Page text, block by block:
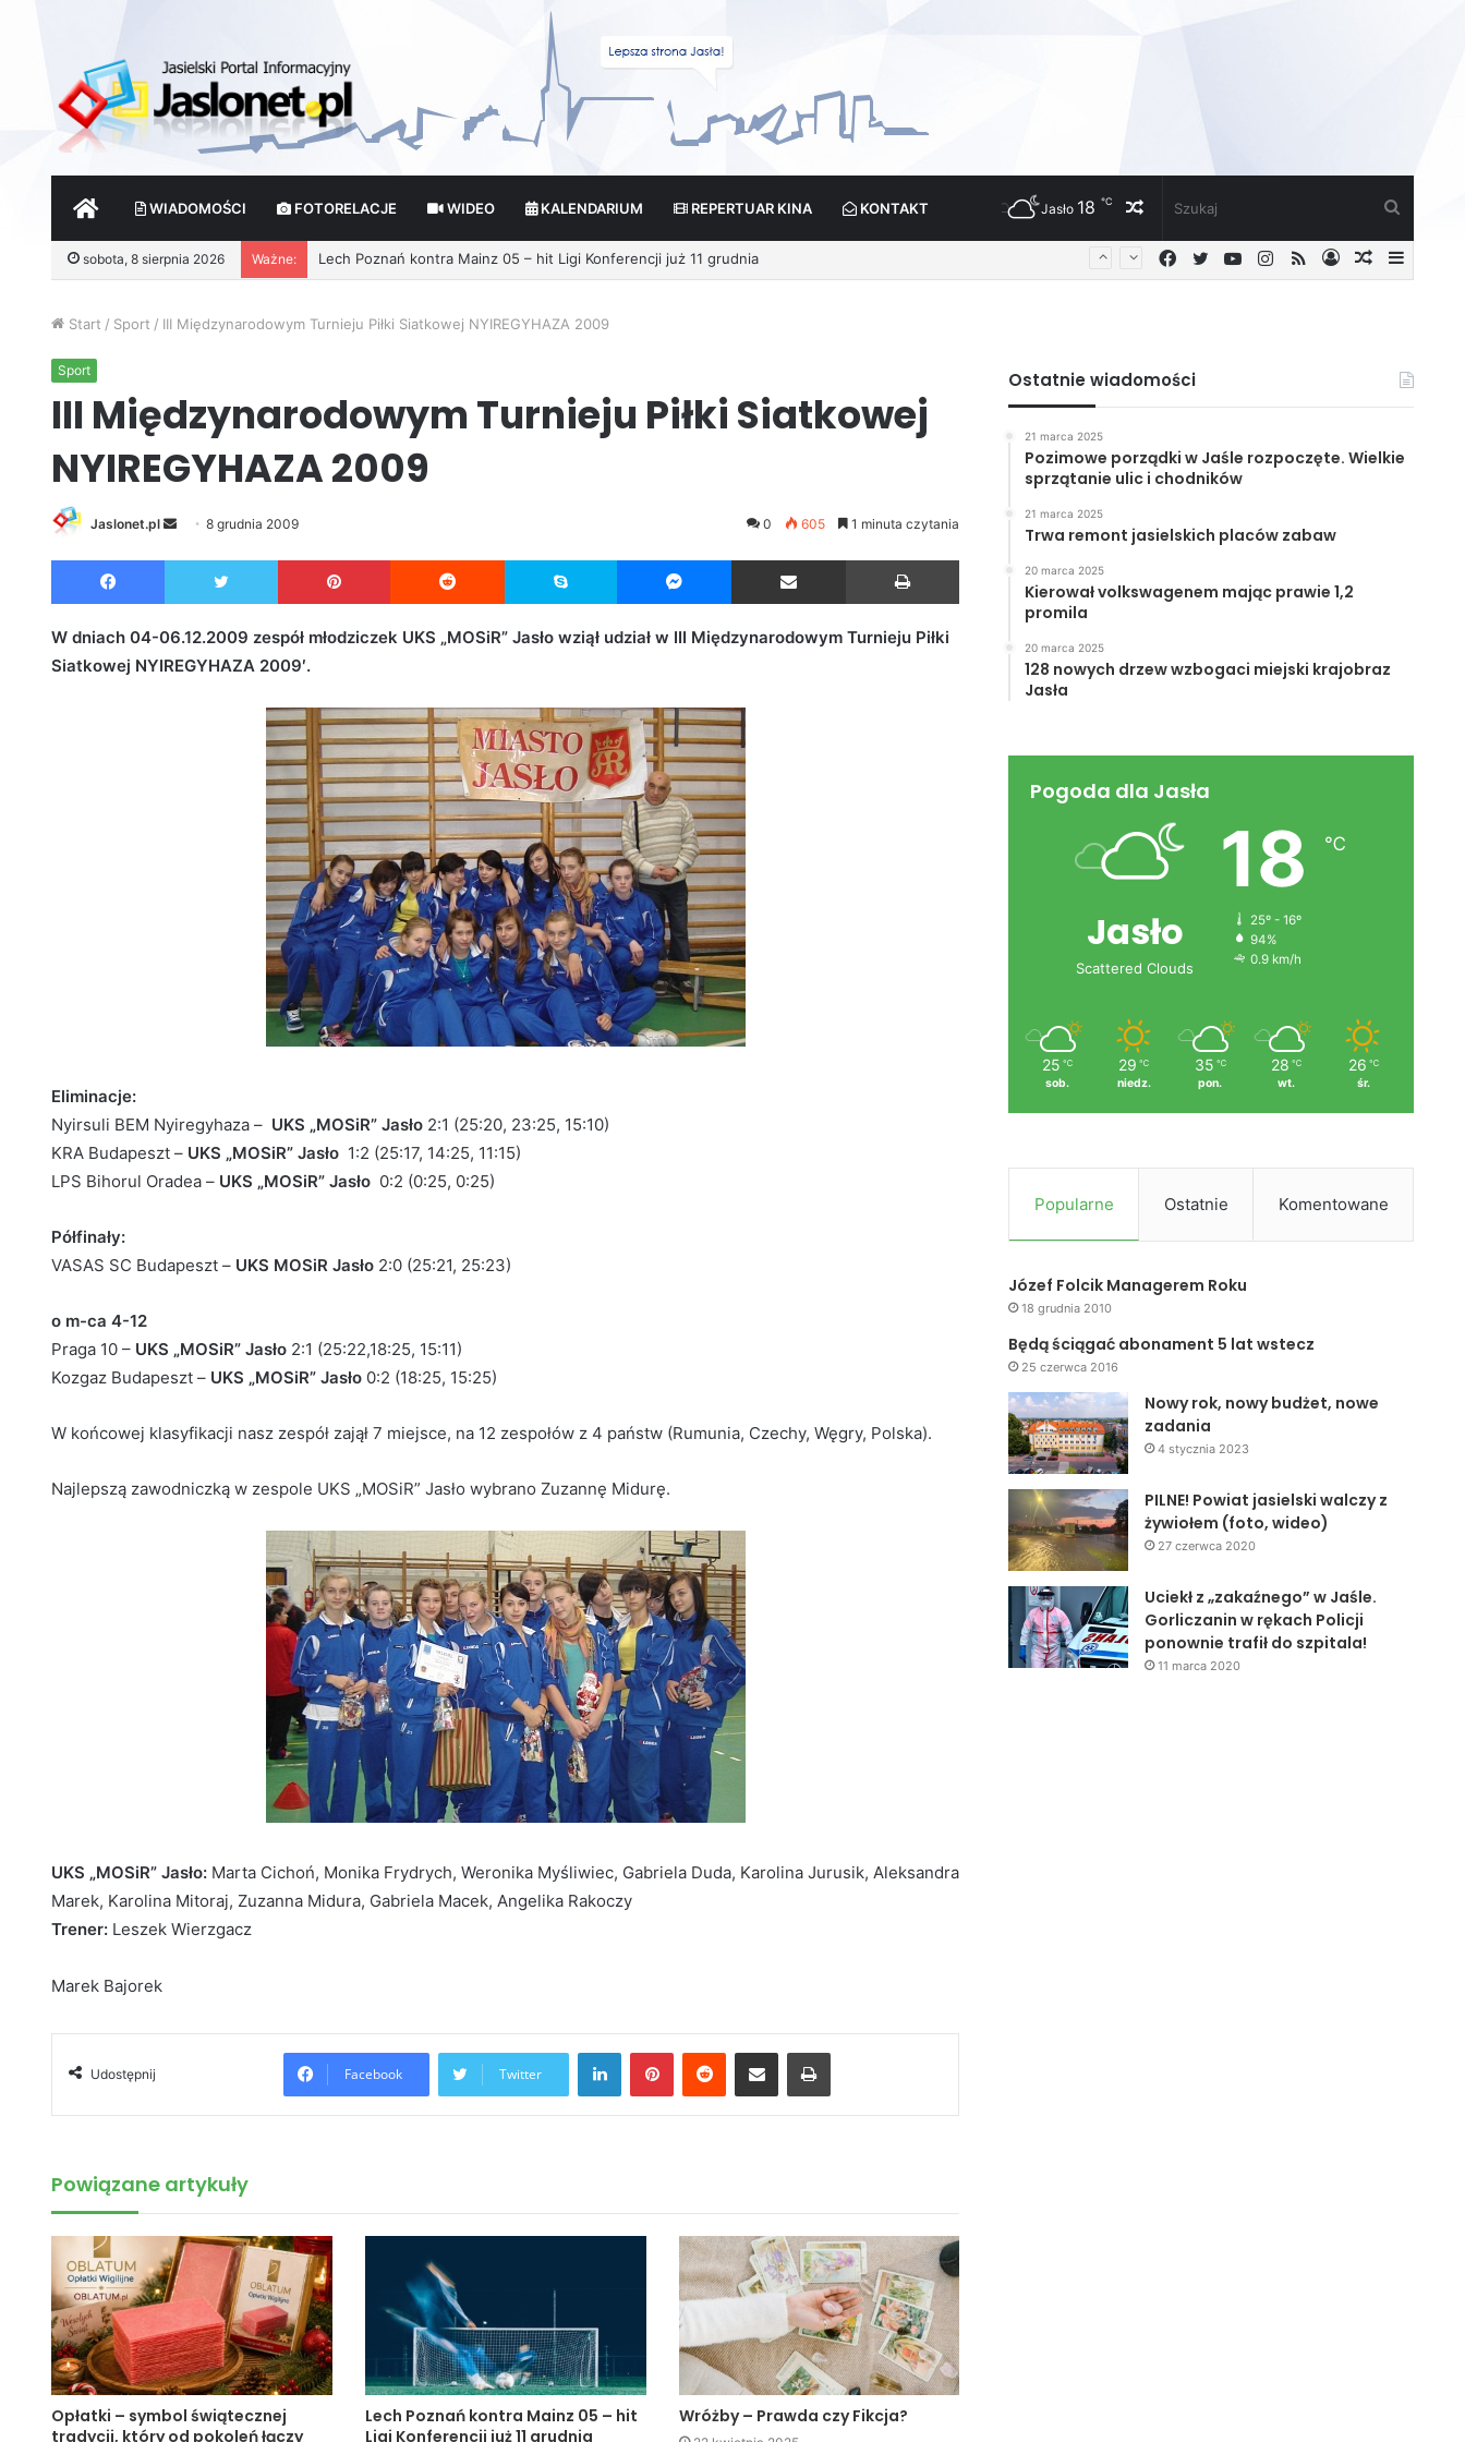
START WIADOMOŚCI FOTORELACJE WIDEO KALENDARIUM REPERTUAR KINA KONTAKT Losowy
artykuł
Jasło 18 ℃
sobota, 8 sierpnia 2026 Ważne:
Losowy
Zaloguj
RSS
Instagram
YouTube
Twitter
Facebook
Start / Sport / III Międzynarodowym Turnieju Piłki Siatkowej NYIREGYHAZA 2009
Sport
III Międzynarodowym Turnieju Piłki Siatkowej
NYIREGYHAZA 2009
Jaslonet.pl
d
a
8 grudnia 2009 0 605 1 minuta czytania
Facebook Twitter Pinterest Reddit Skype Messenger Udostępnij przez Email
W dniach 04-06.12.2009 zespół młodziczek UKS „MOSiR” Jasło wziął udział w III Międzynarodowym Turnieju Piłki
Siatkowej NYIREGYHAZA 2009′.
Eliminacje:
Nyirsuli BEM Nyiregyhaza – UKS „MOSiR” Jasło 2:1 (25:20, 23:25, 15:10)
KRA Budapeszt – UKS „MOSiR” Jasło 1:2 (25:17, 14:25, 11:15)
LPS Bihorul Oradea – UKS „MOSiR” Jasło 0:2 (0:25, 0:25)
Półfinały:
VASAS SC Budapeszt – UKS MOSiR Jasło 2:0 (25:21, 25:23)
o m-ca 4-12
Praga 10 – UKS „MOSiR” Jasło 2:1 (25:22,18:25, 15:11)
Kozgaz Budapeszt – UKS „MOSiR” Jasło 0:2 (18:25, 15:25)
W końcowej klasyfikacji nasz zespół zajął 7 miejsce, na 12 zespołów z 4 państw (Rumunia, Czechy, Węgry, Polska).
Najlepszą zawodniczką w zespole UKS „MOSiR” Jasło wybrano Zuzannę Midurę.
UKS „MOSiR” Jasło: Marta Cichoń, Monika Frydrych, Weronika Myśliwiec, Gabriela Duda, Karolina Jurusik, Aleksandra
Marek, Karolina Mitoraj, Zuzanna Midura, Gabriela Macek, Angelika Rakoczy
Trener: Leszek Wierzgacz
Marek Bajorek
Udostępnij Facebook Twitter
LinkedIn
Powiązane artykuły
Opłatki – symbol świątecznej
tradycji, który od pokoleń łączy
Lech Poznań kontra Mainz 05 – hit
Ligi Konferencji już 11 grudnia
Wróżby – Prawda czy Fikcja?
Ostatnie wiadomości
21 marca 2025
Pozimowe porządki w Jaśle rozpoczęte. Wielkie
sprzątanie ulic i chodników
21 marca 2025
Trwa remont jasielskich placów zabaw
20 marca 2025
Kierował volkswagenem mając prawie 1,2
promila
20 marca 2025
128 nowych drzew wzbogaci miejski krajobraz
Jasła
Pogoda dla Jasła
Jasło
Scattered Clouds
18 ℃
25º - 16º
94%
0.9 km/h
25 ℃
sob.
29 ℃
niedz.
35 ℃
pon.
28 ℃
wt.
26 ℃
śr.
Popularne Ostatnie Komentowane
Józef Folcik Managerem Roku
18 grudnia 2010
Będą ściągać abonament 5 lat wstecz
25 czerwca 2016
Nowy rok, nowy budżet, nowe
zadania
4 stycznia 2023
PILNE! Powiat jasielski walczy z
żywiołem (foto, wideo)
27 czerwca 2020
Uciekł z „zakaźnego” w Jaśle.
Gorliczanin w rękach Policji
ponownie trafił do szpitala!
11 marca 2020